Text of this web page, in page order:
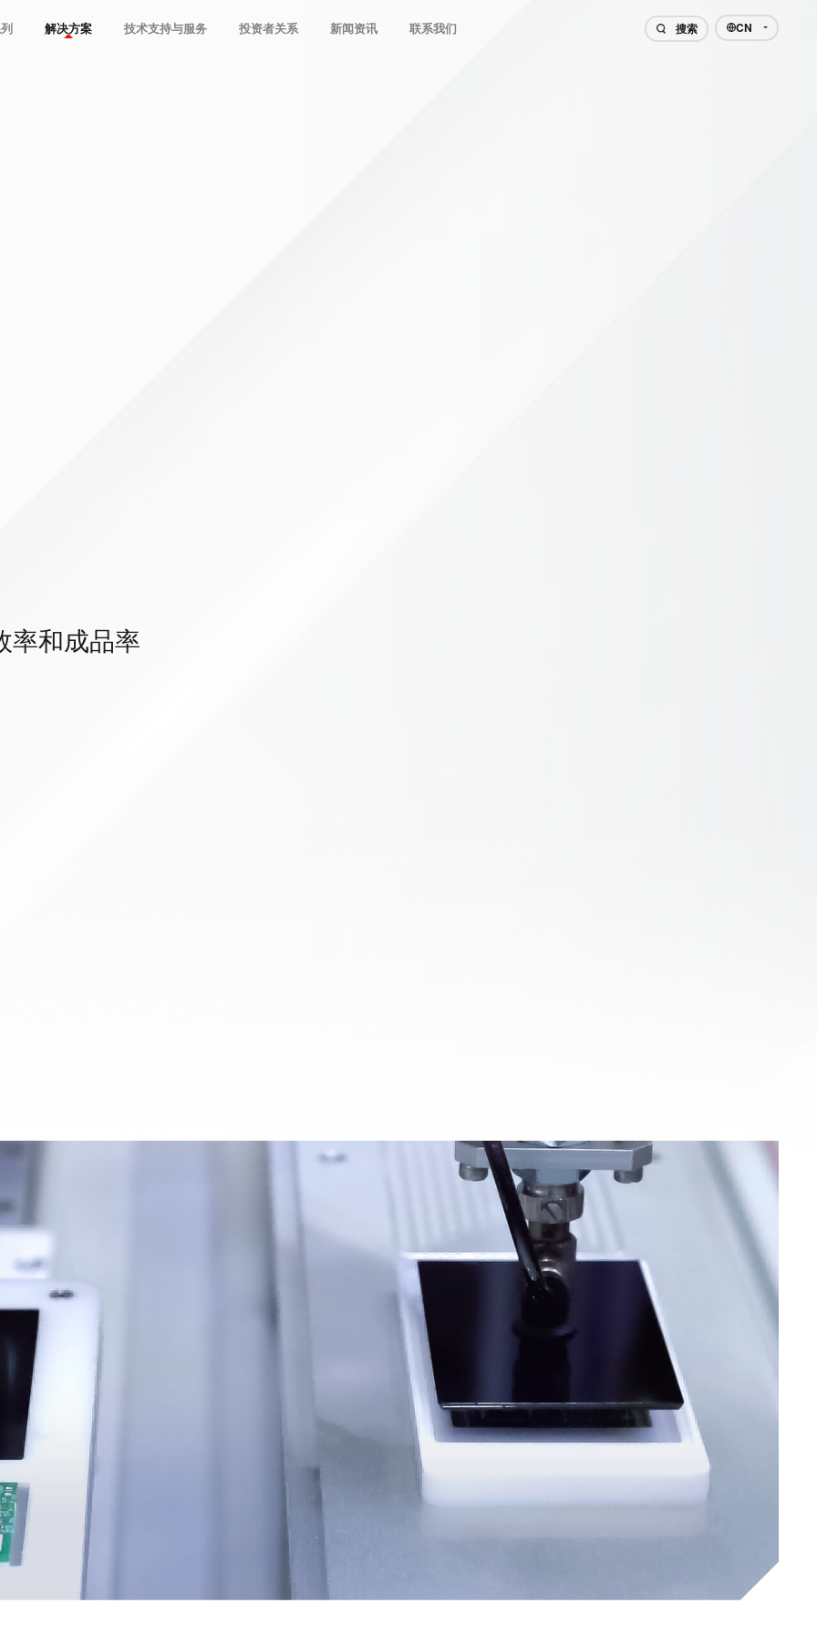
解决方案 技术支持与服务 投资者关系 新闻资讯 联系我们 搜索 CN
率和成品率